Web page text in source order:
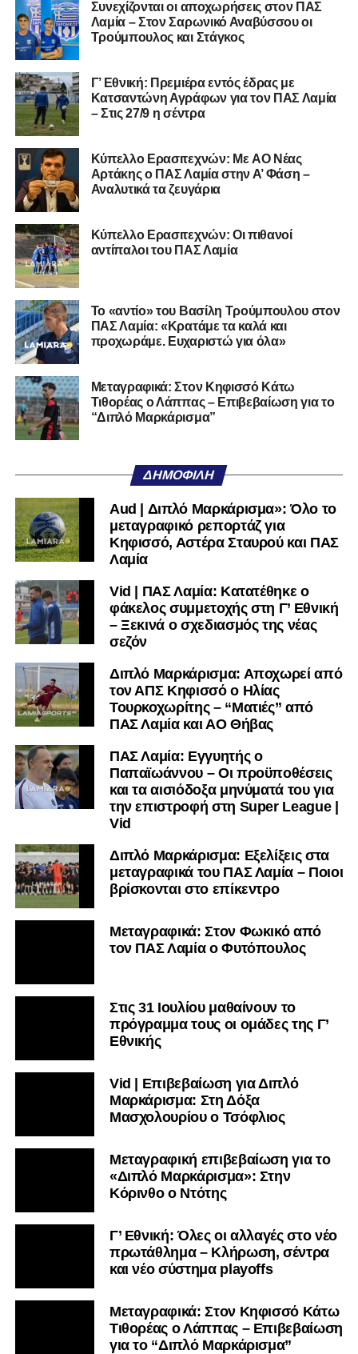
Α.Ε. Προποντίς Χαλκίδας
Ταμυναϊκός Αλιβερίου
Φωκικός
Συνολικά, στην1η φάσητης διοργάνωσης συμμετέχουν
130 ομάδες
φιναλίστ των ΕΠΣ που δήλωσαν συμμετοχή. Οι ομάδες
έχουν χωριστεί σε14 γεωγραφικά γκρουπ, ενώ μετά την
ολοκλήρωση της πρώτης φάσης θα προκύψουν
ομάδεςπου θα συνεχίσουν στη διοργάνωση.
Αμέσως μετά θα πραγματοποιηθεί και η κλήρωση της
φάσης, από την οποία θα διαμορφωθούν οι
που θα συνεχίσουν στην 3η φάση του θεσμού.
Η διαδικασία της κλήρωσης θα μεταδοθείζωντανά μέσω
του καναλιού Hellenic Football Family της ΕΠΟ στο
YouTube, με καλεσμένο τον προπονητή του Α.Ο.
Τρικάλων,Νίκο Μπαδήμα
Ερασιτεχνών.
Ακολουθήστε το
υπόλοιπο κόσμο. Ακολουθήστε το lamiara.gr στο
Twitterκαι στοInstagram
μαθαίνετε σε χρόνο dt όλα τα νέα.
Συνεχίζονται οι αποχωρήσεις στον ΠΑΣ
Λαμία – Στον Σαρωνικό Αναβύσσου οι
Τρούμπουλος και Στάγκος
Γ’ Εθνική: Πρεμιέρα εντός έδρας με
Κατσαντώνη Αγράφων για τον ΠΑΣ Λαμία
– Στις 27/9 η σέντρα
Kύπελλο Ερασιτεχνών: Με AO Nέας
Αρτάκης ο ΠΑΣ Λαμία στην Α’ Φάση –
Αναλυτικά τα ζευγάρια
Κύπελλο Ερασιτεχνών: Οι πιθανοί
αντίπαλοι του ΠΑΣ Λαμία
Το «αντίο» του Βασίλη Τρούμπουλου στον
ΠΑΣ Λαμία: «Κρατάμε τα καλά και
προχωράμε. Ευχαριστώ για όλα»
Μεταγραφικά: Στον Κηφισσό Κάτω
Τιθορέας ο Λάππας – Επιβεβαίωση για το
“Διπλό Μαρκάρισμα”
ΔΗΜΟΦΙΛΉ
Aud | Διπλό Μαρκάρισμα»: Όλο το
μεταγραφικό ρεπορτάζ για
Κηφισσό, Αστέρα Σταυρού και ΠΑΣ
Λαμία
Vid | ΠΑΣ Λαμία: Κατατέθηκε ο
φάκελος συμμετοχής στη Γ’ Εθνική
– Ξεκινά ο σχεδιασμός της νέας
σεζόν
Διπλό Μαρκάρισμα: Αποχωρεί από
τον ΑΠΣ Κηφισσό ο Ηλίας
Τουρκοχωρίτης – “Ματιές” από
ΠΑΣ Λαμία και ΑΟ Θήβας
ΠΑΣ Λαμία: Εγγυητής ο
Παπαϊωάννου – Οι προϋποθέσεις
και τα αισιόδοξα μηνύματά του για
την επιστροφή στη Super League |
Vid
Διπλό Μαρκάρισμα: Εξελίξεις στα
μεταγραφικά του ΠΑΣ Λαμία – Ποιοι
βρίσκονται στο επίκεντρο
Μεταγραφικά: Στον Φωκικό από
τον ΠΑΣ Λαμία ο Φυτόπουλος
Στις 31 Ιουλίου μαθαίνουν το
πρόγραμμα τους οι ομάδες της Γ’
Εθνικής
Vid | Επιβεβαίωση για Διπλό
Μαρκάρισμα: Στη Δόξα
Μασχολουρίου ο Τσόφλιος
Μεταγραφική επιβεβαίωση για το
«Διπλό Μαρκάρισμα»: Στην
Κόρινθο ο Ντότης
Γ’ Εθνική: Όλες οι αλλαγές στο νέο
πρωτάθλημα – Κλήρωση, σέντρα
και νέο σύστημα playoffs
Μεταγραφικά: Στον Κηφισσό Κάτω
Τιθορέας ο Λάππας – Επιβεβαίωση
για το “Διπλό Μαρκάρισμα”